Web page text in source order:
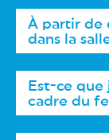
À partir de
dans la
Est-ce que
cadre du